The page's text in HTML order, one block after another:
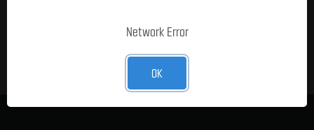
Network Error
OK